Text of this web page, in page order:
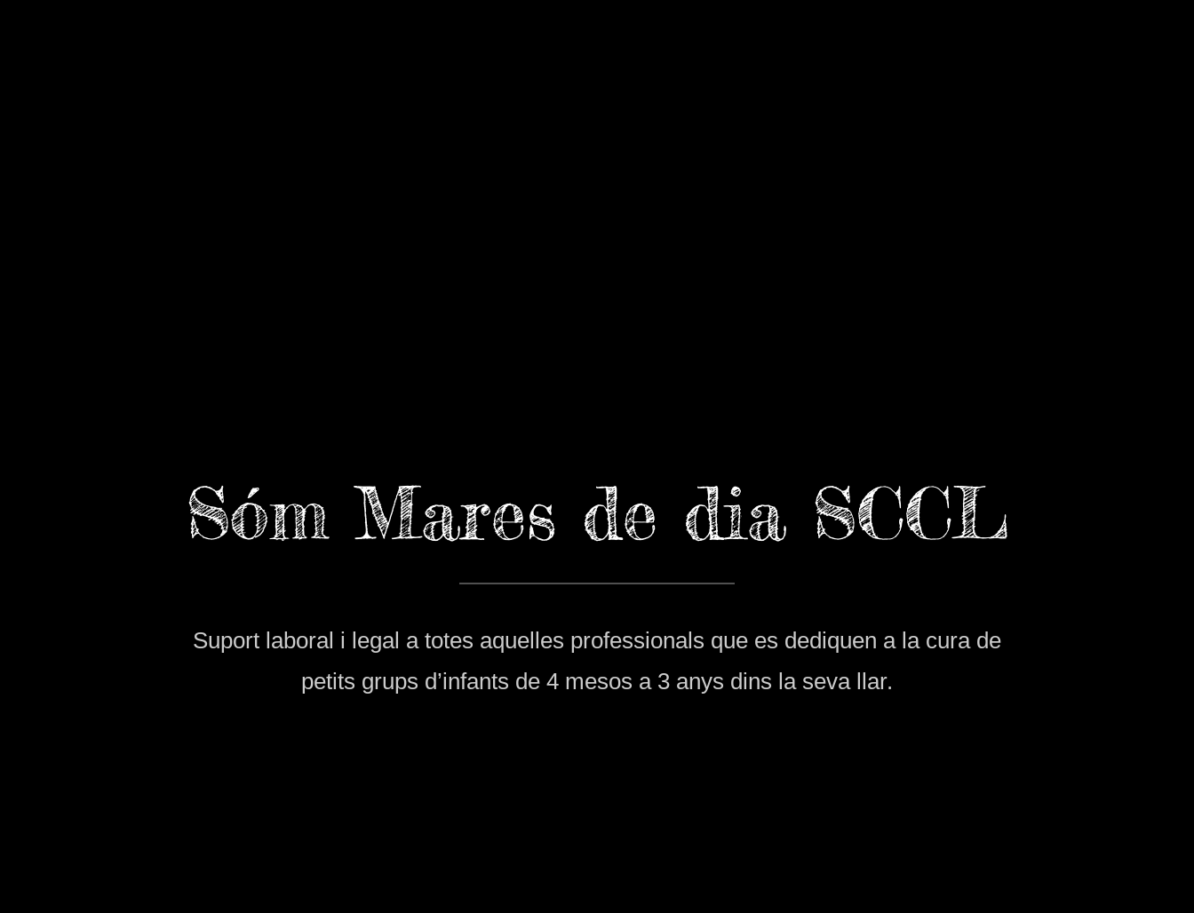
Sóm Mares de dia SCCL
Suport laboral i legal a totes aquelles professionals que es dediquen a la cura de
petits grups d’infants de 4 mesos a 3 anys dins la seva llar.